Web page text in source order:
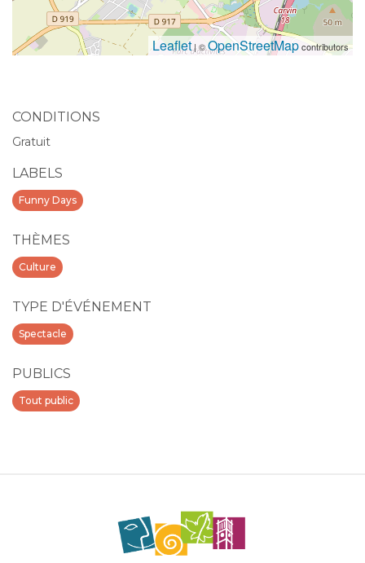
Leaflet| ©OpenStreetMapcontributors
CONDITIONS
Gratuit
LABELS
Funny Days
THÈMES
Culture
TYPE D'ÉVÉNEMENT
Spectacle
PUBLICS
Tout public